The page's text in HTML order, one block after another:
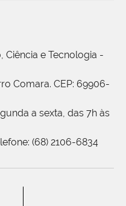
Ciência e Tecnologia -
Comara. CEP: 69906-
a sexta, das 7h às
(68) 2106-6834